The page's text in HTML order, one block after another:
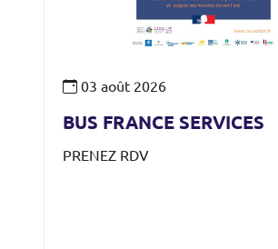
03 août 2026
BUS FRANCE SERVICES
PRENEZ RDV